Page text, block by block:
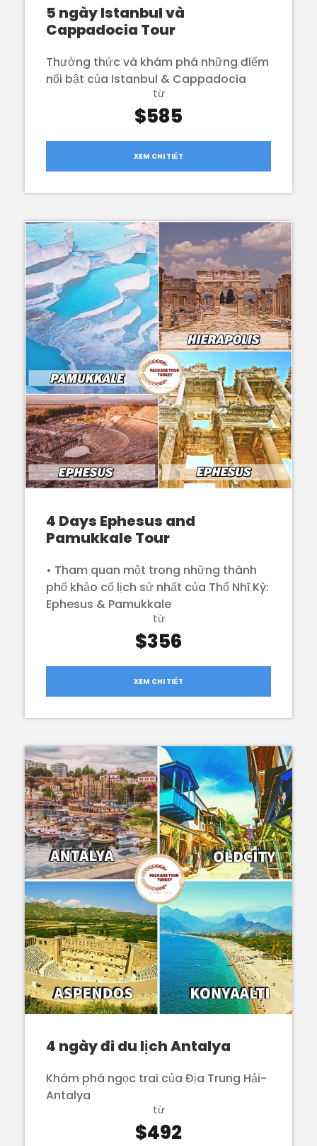
5 ngày Istanbul và
Cappadocia Tour
Thưởng thức và khám phá những điểm
nổi bật của Istanbul & Cappadocia
từ
$585
XEM CHI TIẾT
4 Days Ephesus and
Pamukkale Tour
• Tham quan một trong những thành
phố khảo cổ lịch sử nhất của Thổ Nhĩ Kỳ:
Ephesus & Pamukkale
từ
$356
XEM CHI TIẾT
4 ngày đi du lịch Antalya
Khám phá ngọc trai của Địa Trung Hải-
Antalya
từ
$492